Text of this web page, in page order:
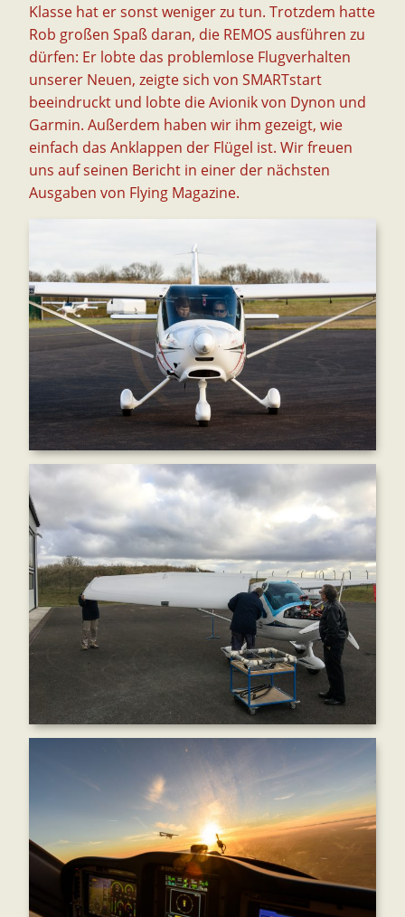
Klasse hat er sonst weniger zu tun. Trotzdem hatte
Rob großen Spaß daran, die REMOS ausführen zu
dürfen: Er lobte das problemlose Flugverhalten
unserer Neuen, zeigte sich von SMARTstart
beeindruckt und lobte die Avionik von Dynon und
Garmin. Außerdem haben wir ihm gezeigt, wie
einfach das Anklappen der Flügel ist. Wir freuen
uns auf seinen Bericht in einer der nächsten
Ausgaben von Flying Magazine.